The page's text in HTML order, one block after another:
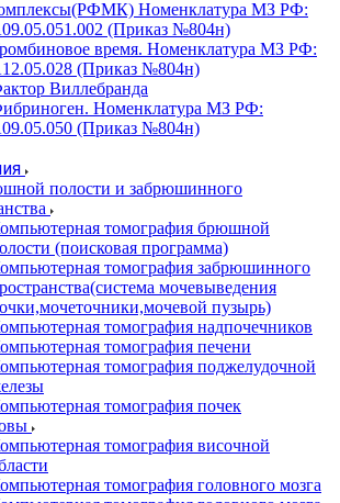
Номенклатура МЗ РФ:
(Приказ №804н)
время. Номенклатура МЗ РФ:
(Приказ №804н)
Виллебранда
Номенклатура МЗ РФ:
(Приказ №804н)
полости и забрюшинного
томография брюшной
(поисковая программа)
томография забрюшинного
мочевыведения
пузырь)
томография надпочечников
томография печени
томография поджелудочной
томография почек
томография височной
томография головного мозга